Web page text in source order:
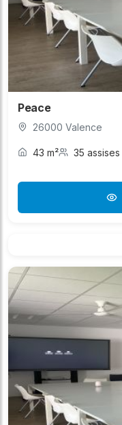
Peace
26000 Valence
43 m² 35 assises